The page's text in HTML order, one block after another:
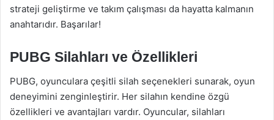
strateji geliştirme ve takım çalışması da hayatta kalmanın
anahtarıdır. Başarılar!
PUBG Silahları ve Özellikleri
PUBG, oyunculara çeşitli silah seçenekleri sunarak, oyun
deneyimini zenginleştirir. Her silahın kendine özgü
özellikleri ve avantajları vardır. Oyuncular, silahları